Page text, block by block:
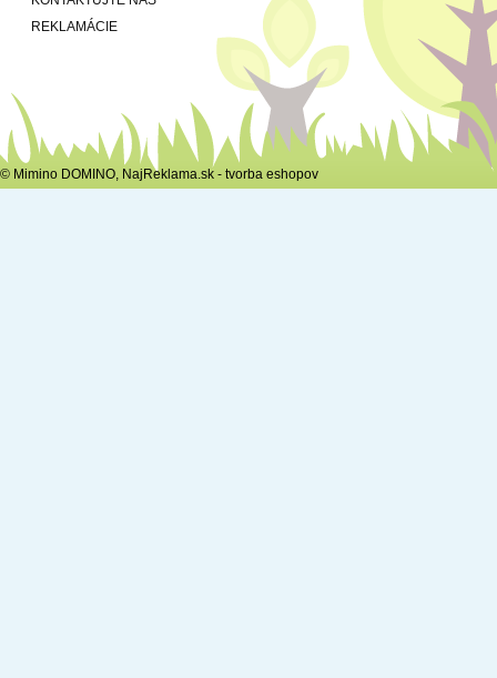
REKLAMÁCIE
© Mimino DOMINO, NajReklama.sk - tvorba eshopov